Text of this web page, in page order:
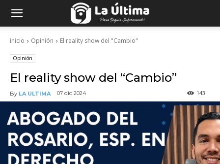
inicio Opinión El reality show del "Cambio"
Opinión
El reality show del “Cambio”
By LA ULTIMA 07 dic 2024 143